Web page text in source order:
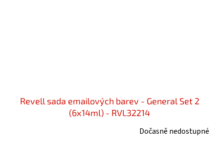
Revell sada emailových barev - General Set 2
(6x14ml) - RVL32214
Dočasně nedostupné